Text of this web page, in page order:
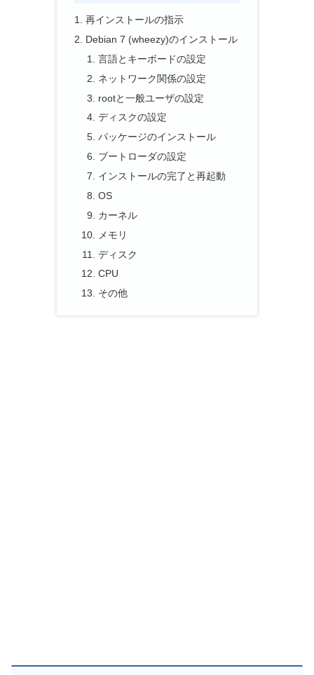
再インストールの指示
Debian 7 (wheezy)のインストール
言語とキーボードの設定
ネットワーク関係の設定
rootと一般ユーザの設定
ディスクの設定
パッケージのインストール
ブートローダの設定
インストールの完了と再起動
OS
カーネル
メモリ
ディスク
CPU
その他